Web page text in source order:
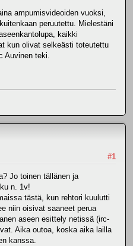
ampumisvideoiden vuoksi,
peruutettu. Mielestäni
kaikki
kun olivat selkeästi toteutettu
Auvinen teki.
#1
Jo toinen tällänen ja
n. 1v!
tästä, kun rehtori kuulutti
niin oisivat saaneet perua
aseen esittely netissä (irc-
Aika outoa, koska aika lailla
kanssa.